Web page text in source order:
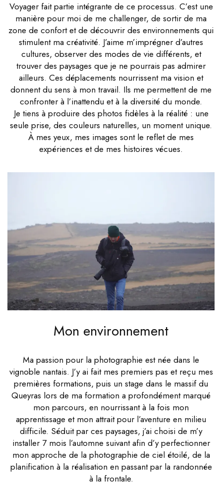
Voyager fait partie intégrante de ce processus. C’est une
manière pour moi de me challenger, de sortir de ma
zone de confort et de découvrir des environnements qui
stimulent ma créativité. J’aime m’imprégner d’autres
cultures, observer des modes de vie différents, et
trouver des paysages que je ne pourrais pas admirer
ailleurs. Ces déplacements nourrissent ma vision et
donnent du sens à mon travail. Ils me permettent de me
confronter à l’inattendu et à la diversité du monde.
Je tiens à produire des photos fidèles à la réalité : une
seule prise, des couleurs naturelles, un moment unique.
À mes yeux, mes images sont le reflet de mes
expériences et de mes histoires vécues.
Mon environnement
Ma passion pour la photographie est née dans le
vignoble nantais. J’y ai fait mes premiers pas et reçu mes
premières formations, puis un stage dans le massif du
Queyras lors de ma formation a profondément marqué
mon parcours, en nourrissant à la fois mon
apprentissage et mon attrait pour l’aventure en milieu
difficile. Séduit par ces paysages, j’ai choisi de m’y
installer 7 mois l’automne suivant afin d’y perfectionner
mon approche de la photographie de ciel étoilé, de la
planification à la réalisation en passant par la randonnée
à la frontale.